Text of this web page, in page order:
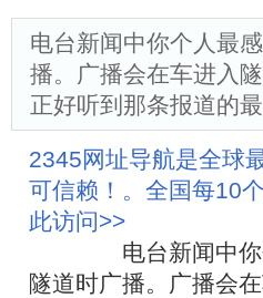
电台新闻中你个人最
播。广播会在车进入
正好听到那条报道的
2345网址导航是全球
可信赖！。全国每10
此访问>>
电台新闻中你个
隧道时广播。广播会